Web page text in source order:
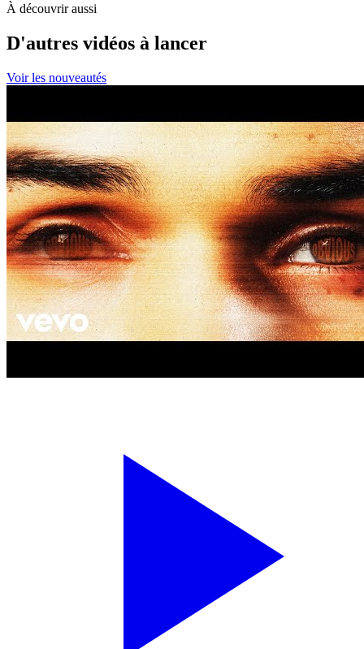
À découvrir aussi
D'autres vidéos à lancer
Voir les nouveautés